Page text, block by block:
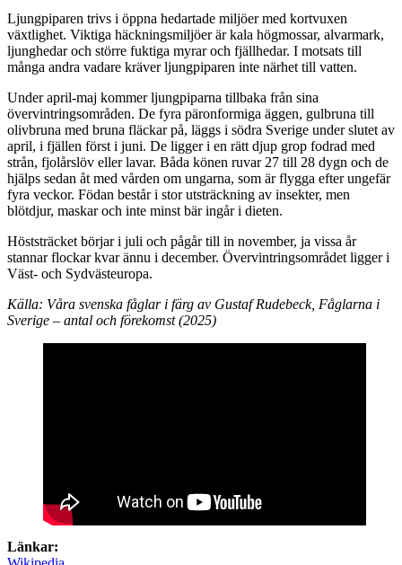
Ljungpiparen trivs i öppna hedartade miljöer med kortvuxen
växtlighet. Viktiga häckningsmiljöer är kala högmossar, alvarmark,
ljunghedar och större fuktiga myrar och fjällhedar. I motsats till
många andra vadare kräver ljungpiparen inte närhet till vatten.
Under april-maj kommer ljungpiparna tillbaka från sina
övervintringsområden. De fyra päronformiga äggen, gulbruna till
olivbruna med bruna fläckar på, läggs i södra Sverige under slutet av
april, i fjällen först i juni. De ligger i en rätt djup grop fodrad med
strån, fjolårslöv eller lavar. Båda könen ruvar 27 till 28 dygn och de
hjälps sedan åt med vården om ungarna, som är flygga efter ungefär
fyra veckor. Födan består i stor utsträckning av insekter, men
blötdjur, maskar och inte minst bär ingår i dieten.
Höststräcket börjar i juli och pågår till in november, ja vissa år
stannar flockar kvar ännu i december. Övervintringsområdet ligger i
Väst- och Sydvästeuropa.
Källa: Våra svenska fåglar i färg av Gustaf Rudebeck, Fåglarna i
Sverige – antal och förekomst (2025)
Länkar: